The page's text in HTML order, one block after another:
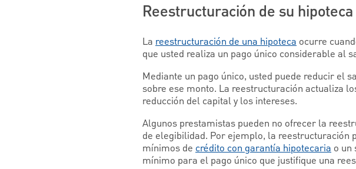
Reestructuración de su hipoteca
La reestructuración de una hipoteca ocurre
que usted realiza un pago único considerable al
Mediante un pago único, usted puede reducir el
sobre ese monto. La reestructuración actualiza
reducción del capital y los intereses.
Algunos prestamistas pueden no ofrecer la
de elegibilidad. Por ejemplo, la reestructuración
mínimos de crédito con garantía hipotecaria o un
mínimo para el pago único que justifique una